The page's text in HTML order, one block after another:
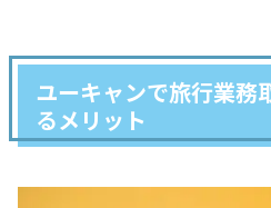
ユーキャンで旅行業務
るメリット